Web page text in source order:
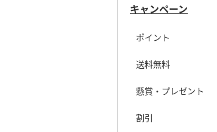
キャンペーン
ポイント
送料無料
懸賞・プレゼント
割引